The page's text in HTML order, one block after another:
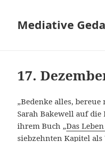
Mediative
17.
„Bedenke alles,
Sarah Bakewell auf die
ihrem Buch „Das
siebzehnten Kapitel